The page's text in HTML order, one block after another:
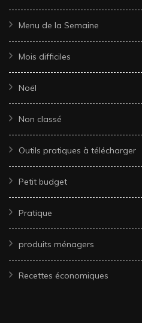
Menu de la Semaine
Mois difficiles
Noël
Non classé
Outils pratiques à télécharger
Petit budget
Pratique
produits ménagers
Recettes économiques